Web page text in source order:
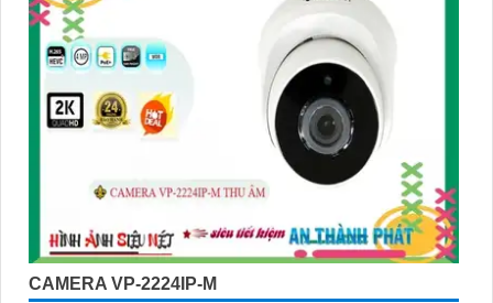
CAMERA VP-2224IP-M